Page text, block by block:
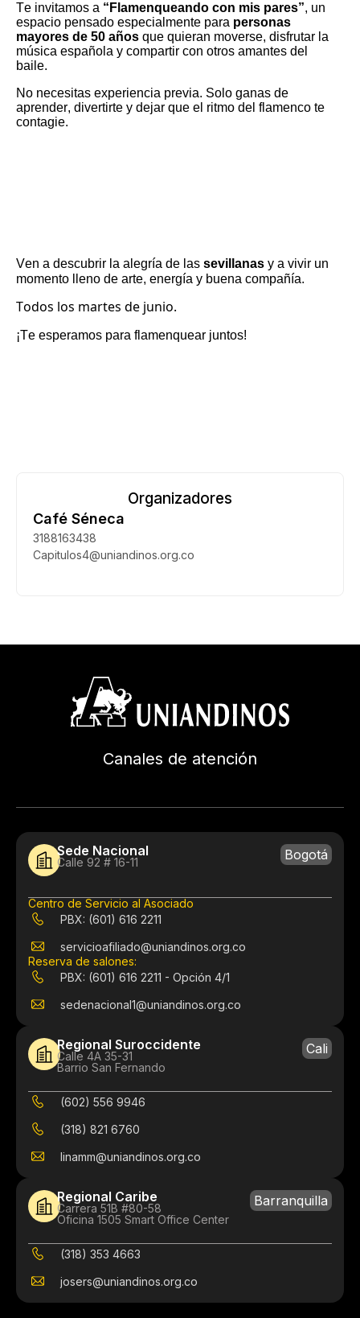
Te invitamos a “ Flamenqueando con mis pares”, un
espacio pensado especialmente para personas
mayores de 50 años que quieran moverse, disfrutar la
música española y compartir con otros amantes del
baile.
No necesitas experiencia previa. Solo ganas de
aprender, divertirte y dejar que el ritmo del flamenco te
contagie.
Ven a descubrir la alegría de las sevillanas y a vivir un
momento lleno de arte, energía y buena compañía.
Todos los martes de junio.
¡Te esperamos para flamenquear juntos!
Organizadores
Café Séneca
3188163438
Capitulos4@uniandinos.org.co
Canales de atención
Sede Nacional
Calle 92 # 16-11 Bogotá
Centro de Servicio al Asociado
PBX: (601) 616 2211
servicioafiliado@uniandinos.org.co
Reserva de salones:
PBX: (601) 616 2211 - Opción 4/1
sedenacional1@uniandinos.org.co
Regional Suroccidente
Calle 4A 35-31
Barrio San Fernando
Cali
(602) 556 9946
(318) 821 6760
linamm@uniandinos.org.co
Regional Caribe
Carrera 51B #80-58
Oficina 1505 Smart Office Center
Barranquilla
(318) 353 4663
josers@uniandinos.org.co